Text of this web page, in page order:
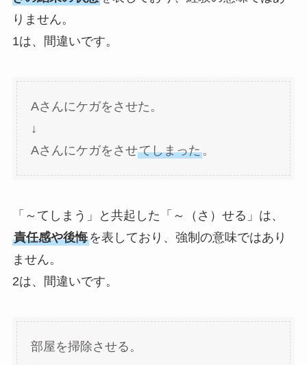
りません。
1は、間違いです。
Aさんにケガをさせた。
↓
Aさんにケガをさせてしまった。
「～てしまう」と共起した「～（さ）せる」は、
責任感や後悔を表しており、強制の意味ではあり
ません。
2は、間違いです。
部屋を掃除させる。